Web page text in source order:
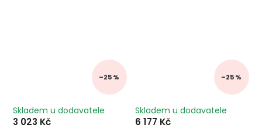
–25 %
Skladem u dodavatele
3 023 Kč
–25 %
Skladem u dodavatele
6 177 Kč